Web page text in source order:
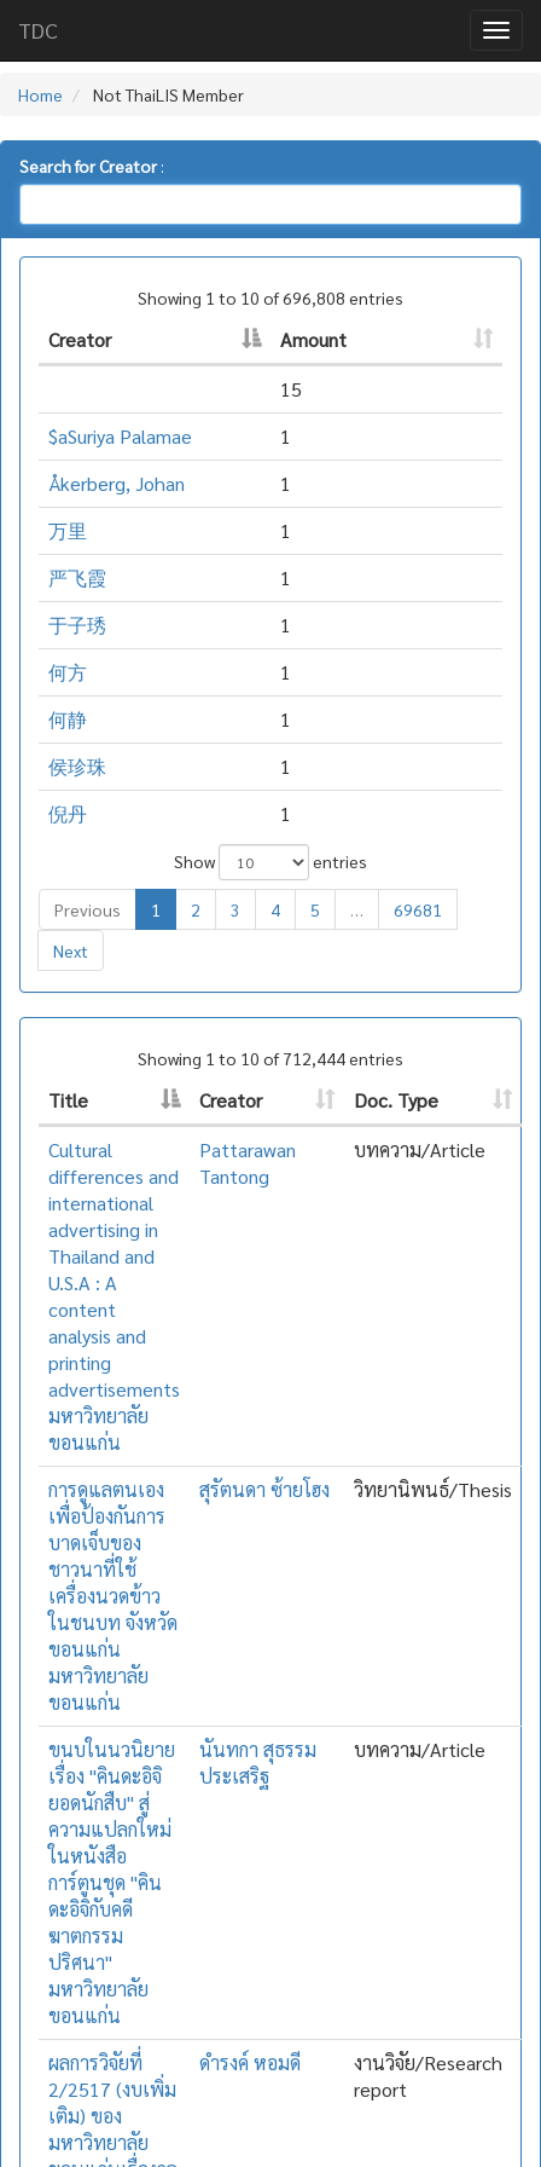
TDC
Home Not ThaiLIS Member
Search for Creator:
Showing 1 to 10 of 696,808 entries
Creator
Amount
15
$aSuriya Palamae
1
Åkerberg, Johan
1
万里
1
严飞霞
1
于子琇
1
何方
1
何静
1
侯珍珠
1
倪丹
1
Show entries
Previous 1 2 3 4 5 …
69681
Next
Showing 1 to 10 of 712,444 entries
Title Creator
Doc. Type
Cultural
differences and
international
advertising in
Thailand and
U.S.A : A
content
analysis and
printing
advertisements
มหาวิทยาลัย
ขอนแก่น
Pattarawan
Tantong
บทความ/Article
การดูแลตนเอง
เพื่อป้องกันการ
บาดเจ็บของ
ชาวนาที่ใช้
เครื่องนวดข้าว
ในชนบท จังหวัด
ขอนแก่น
มหาวิทยาลัย
ขอนแก่น
สุรัตนดา ซ้ายโฮง วิทยานิพนธ์/Thesis
ขนบในนวนิยาย
เรื่อง "คินดะอิจิ
ยอดนักสืบ" สู่
ความแปลกใหม่
ในหนังสือ
การ์ตูนชุด "คิน
ดะอิจิกับคดี
ฆาตกรรม
ปริศนา"
มหาวิทยาลัย
ขอนแก่น
นันทกา สุธรรม
ประเสริฐ
บทความ/Article
ผลการวิจัยที่
2/2517 (งบเพิ่ม
เติม) ของ
มหาวิทยาลัย
ดำรงค์ หอมดี
งานวิจัย/Research
report